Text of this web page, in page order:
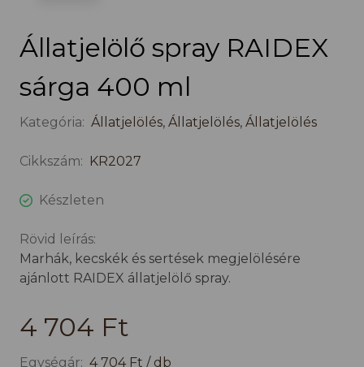
Állatjelölő spray RAIDEX
sárga 400 ml
Kategória: Állatjelölés, Állatjelölés, Állatjelölés
Cikkszám: KR2027
Készleten
Rövid leírás:
Marhák, kecskék és sertések megjelölésére
ajánlott RAIDEX állatjelölő spray.
4 704 Ft
Egységár: 4 704 Ft / db